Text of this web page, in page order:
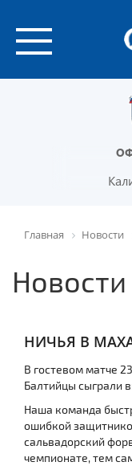
Главная Новости
Новости
НИЧЬЯ В
В гостевом матче
Балтийцы сыграли
Наша команда
ошибкой
сальвадорский
чемпионате, тем